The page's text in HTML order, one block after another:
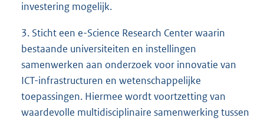
investering mogelijk.
3. Sticht een e-Science Research Center waarin
bestaande universiteiten en instellingen
samenwerken aan onderzoek voor innovatie van
ICT-infrastructuren en wetenschappelijke
toepassingen. Hiermee wordt voortzetting van
waardevolle multidisciplinaire samenwerking tussen